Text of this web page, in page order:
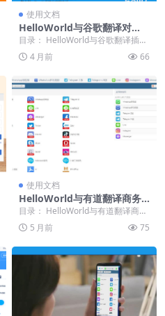
使用文档
HelloWorld与谷歌翻译对
比：哪个翻译插件下载更精
准？
目录： HelloWorld与谷歌翻译插件
的精准度较量 探索翻译插件的官网
与版本...
4 月前 66
使用文档
HelloWorld与有道翻译商务
场景术语翻译准确率对比
目录： HelloWorld与有道翻译商务
场景术语翻译准确率对比：免费版
下载谁更...
5 月前 75